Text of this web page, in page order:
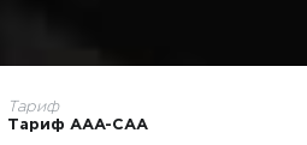
Тариф
Тариф AAA-CAA